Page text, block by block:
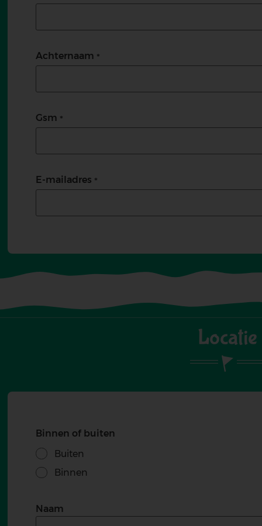
Achternaam
Gsm
E-mailadres
Locatie
Binnen of buiten
Buiten
Binnen
Naam